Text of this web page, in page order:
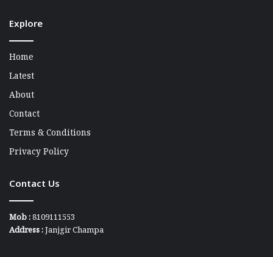
Explore
Home
Latest
About
Contact
Terms & Conditions
Privacy Policy
Contact Us
Mob :8109111553
Address :Janjgir Champa